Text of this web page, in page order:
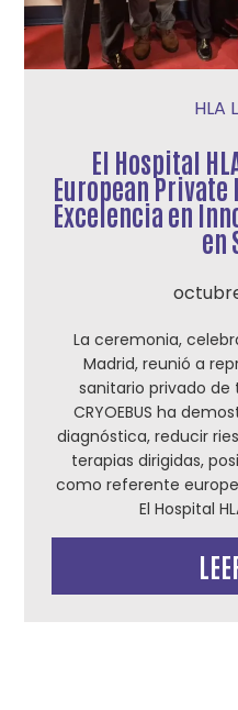
HLA
El Hospital
European Private
Excelencia en
en
La ceremonia,
Madrid, reunió a
sanitario privado de
CRYOEBUS ha
diagnóstica, reducir
terapias dirigidas,
como referente
El Hospital